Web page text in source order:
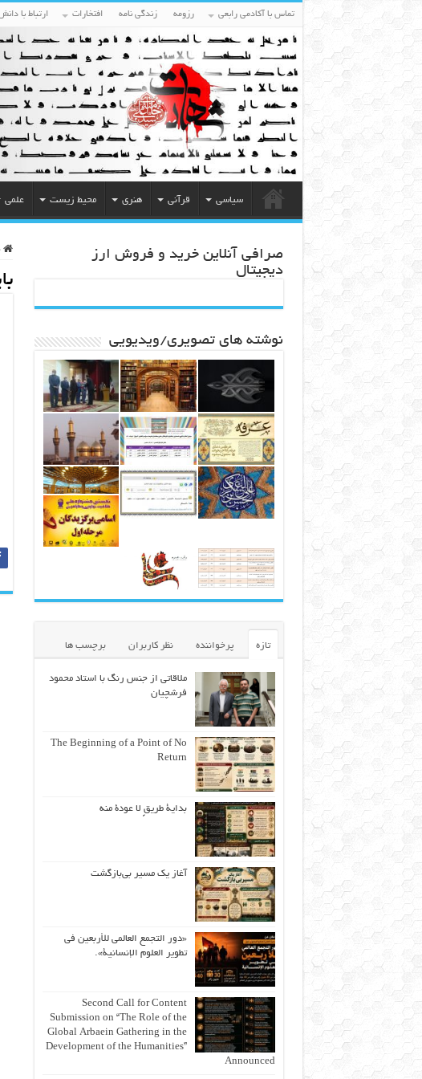
تماس با آکادمی رابعی رزومه زندگی نامه افتخارات ارتباط با
سیاسی قرآنی هنری محیط زیست علمی
صرافی آنلاین خرید و فروش ارز
دیجیتال
نوشته های تصویری/ویدیویی
تازه پرخواننده نظر کاربران برچسب ها
ملاقاتی از جنس رنگ با استاد محمود
فرشچیان
The Beginning of a Point of No
Return
بداية طريقٍ لا عودة منه
آغاز یک مسیر بی‌بازگشت
«دور التجمع العالمي للأربعين في
تطوير العلوم الإنسانية».
Second Call for Content
Submission on “The Role of the
Global Arbaein Gathering in the
Development of the Humanities”
Announced